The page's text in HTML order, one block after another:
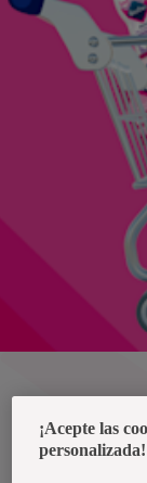
¡Acepte las
personalizada!